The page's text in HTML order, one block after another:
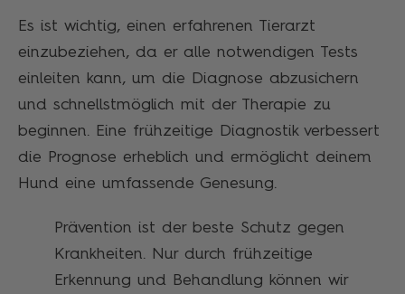
Es ist wichtig, einen erfahrenen Tierarzt
einzubeziehen, da er alle notwendigen Tests
einleiten kann, um die Diagnose abzusichern
und schnellstmöglich mit der Therapie zu
beginnen. Eine frühzeitige Diagnostik verbessert
die Prognose erheblich und ermöglicht deinem
Hund eine umfassende Genesung.
Prävention ist der beste Schutz gegen
Krankheiten. Nur durch frühzeitige
Erkennung und Behandlung können wir